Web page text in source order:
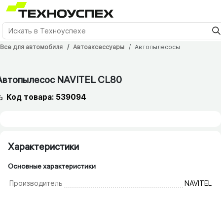
Все для автомобиля Автоаксессуары Автопылесосы
NAVITEL CL80
Код товара: 539094
Характеристики
Основные характеристики
Производитель NAVITEL